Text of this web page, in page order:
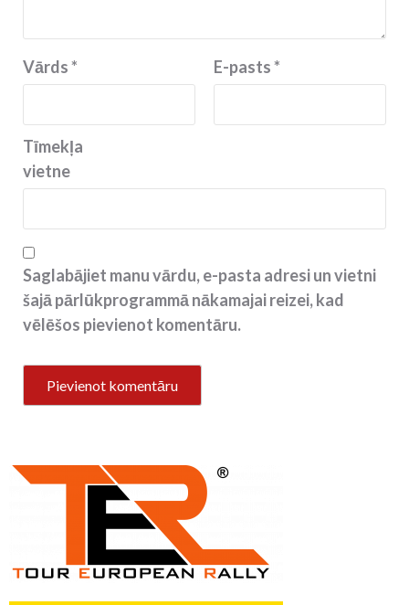
Vārds* E-pasts*
Tīmekļa
vietne
Saglabājiet manu vārdu, e-pasta adresi un vietni
šajā pārlūkprogrammā nākamajai reizei, kad
vēlēšos pievienot komentāru.